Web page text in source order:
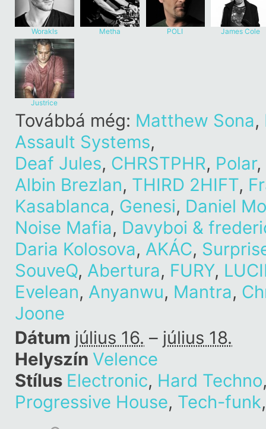
Worakls Metha POLI James Cole
Justrice
Továbbá még: Matthew Sona,
Assault Systems,
Deaf Jules, CHRSTPHR, Polar,
Albin Brezlan, THIRD 2HIFT,
Kasablanca, Genesi, Daniel
Noise Mafia, Davyboi &
Daria Kolosova, AKÁC,
SouveQ, Abertura, FURY,
Evelean, Anyanwu, Mantra,
Joone
Dátum július 16. – július 18.
Helyszín Velence
Stílus Electronic, Hard Techno
Progressive House, Tech-funk